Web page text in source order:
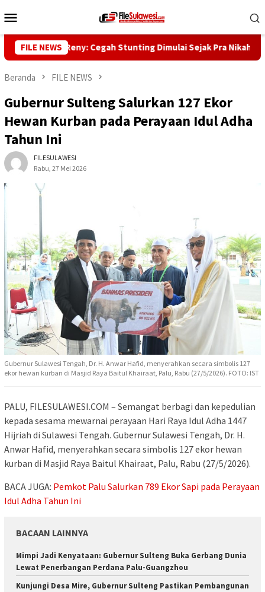
ke
Mobile
FILE NEWS
Reny: Cegah Stunting Dimulai Sejak Pra Nikah
Beranda FILE NEWS
Gubernur Sulteng Salurkan 127 Ekor
Hewan Kurban pada Perayaan Idul Adha
Tahun Ini
FILESULAWESI
Rabu, 27 Mei 2026
Gubernur Sulawesi Tengah, Dr. H. Anwar Hafid, menyerahkan secara simbolis 127
ekor hewan kurban di Masjid Raya Baitul Khairaat, Palu, Rabu (27/5/2026). FOTO: IST
PALU, FILESULAWESI.COM – Semangat berbagi dan kepedulian
kepada sesama mewarnai perayaan Hari Raya Idul Adha 1447
Hijriah di Sulawesi Tengah. Gubernur Sulawesi Tengah, Dr. H.
Anwar Hafid, menyerahkan secara simbolis 127 ekor hewan
kurban di Masjid Raya Baitul Khairaat, Palu, Rabu (27/5/2026).
BACA JUGA: Pemkot Palu Salurkan 789 Ekor Sapi pada Perayaan
Idul Adha Tahun Ini
BACAAN LAINNYA
Mimpi Jadi Kenyataan: Gubernur Sulteng Buka Gerbang Dunia
Lewat Penerbangan Perdana Palu-Guangzhou
Kunjungi Desa Mire, Gubernur Sulteng Pastikan Pembangunan